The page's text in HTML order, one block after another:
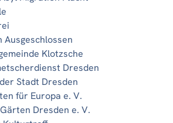
Ausgeschlossen
Klotzsche
Dresden
Stadt Dresden
für Europa e. V.
Dresden e. V.